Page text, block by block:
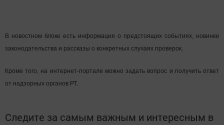
В новостном блоке есть информация о предстоящих событиях, новинки
законодательства и рассказы о конкретных случаях проверок.
Кроме того, на интернет-портале можно задать вопрос и получить ответ
от надзорных органов РТ.
Следите за самым важным и интересным в